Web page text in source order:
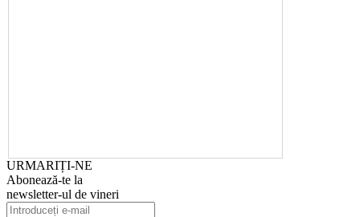
URMARIȚI-NE
Abonează-te la
newsletter-ul de vineri